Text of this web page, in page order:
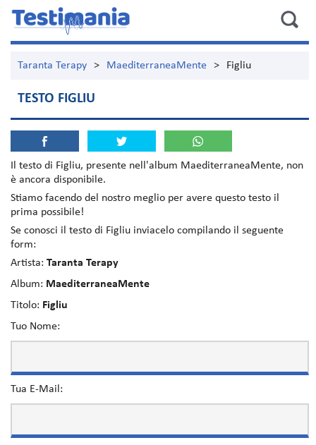
Taranta Terapy > MaediterraneaMente > Figliu
TESTO FIGLIU
Il testo di Figliu, presente nell'album MaediterraneaMente, non
è ancora disponibile.
Stiamo facendo del nostro meglio per avere questo testo il
prima possibile!
Se conosci il testo di Figliu inviacelo compilando il seguente
form:
Artista: Taranta Terapy
Album: MaediterraneaMente
Titolo: Figliu
Tuo Nome:
Tua E-Mail: